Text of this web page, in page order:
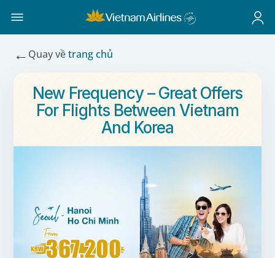
← Quay vềtrang chủ
New Frequency – Great Offers
For Flights Between Vietnam
And Korea